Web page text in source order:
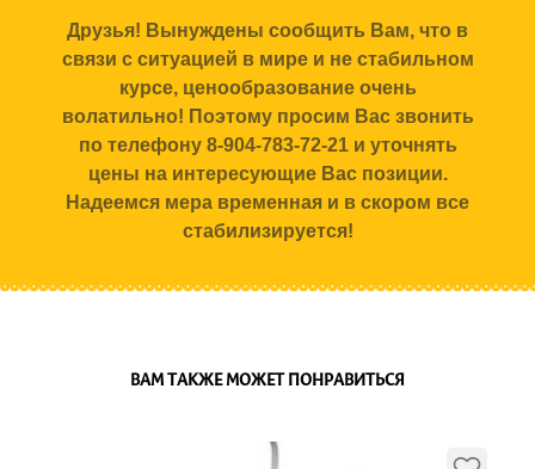
Друзья! Вынуждены сообщить Вам, что в
связи с ситуацией в мире и не стабильном
курсе, ценообразование очень
волатильно! Поэтому просим Вас звонить
по телефону 8-904-783-72-21 и уточнять
цены на интересующие Вас позиции.
Надеемся мера временная и в скором все
стабилизируется!
ВАМ ТАКЖЕ МОЖЕТ ПОНРАВИТЬСЯ